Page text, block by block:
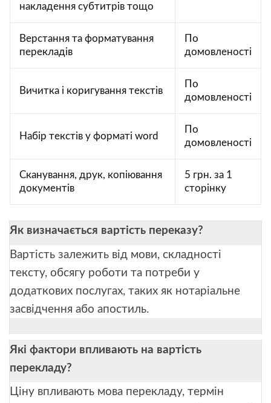
накладення субтитрів тощо
Верстання та форматування
перекладів
По
домовленості
Вичитка і коригування текстів
По
домовленості
Набір текстів у форматі word
По
домовленості
Сканування, друк, копіювання
документів
5 грн. за 1
сторінку
Як визначається вартість переказу?
Вартість залежить від мови, складності
тексту, обсягу роботи та потреби у
додаткових послугах, таких як нотаріальне
засвідчення або апостиль.
Які фактори впливають на вартість
перекладу?
Ціну впливають мова перекладу, термін